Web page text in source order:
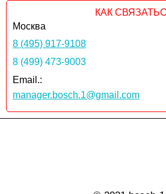
КАК
Москва
8 (495) 917-9108
8 (499) 473-9003
Email.:
manager.bosch.1@gmail.com